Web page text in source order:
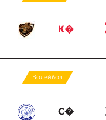
К�
Волейбол
С�